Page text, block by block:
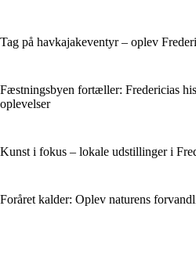
Tag på havkajakeventyr – oplev
Fæstningsbyen fortæller: Fredericias
oplevelser
Kunst i fokus – lokale udstillinger i
Foråret kalder: Oplev naturens